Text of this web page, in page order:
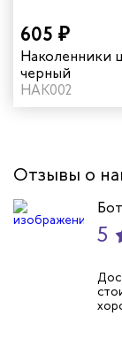
605 ₽
Наколенники
черный
НАК002
Отзывы о
5